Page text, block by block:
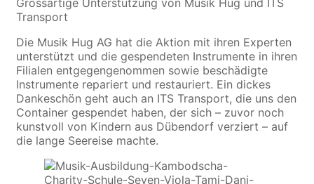
Transport
Die Musik Hug AG hat die Aktion mit ihren Experten
unterstützt und die gespendeten Instrumente in ihren
Filialen entgegengenommen sowie beschädigte
Instrumente repariert und restauriert. Ein dickes
Dankeschön geht auch an ITS Transport, die uns den
Container gespendet haben, der sich – zuvor noch
kunstvoll von Kindern aus Dübendorf verziert – auf
die lange Seereise machte.